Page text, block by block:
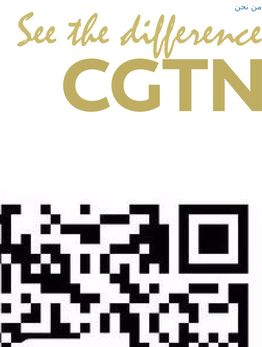
من نحن